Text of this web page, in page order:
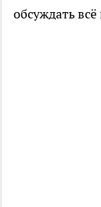
обсуждать